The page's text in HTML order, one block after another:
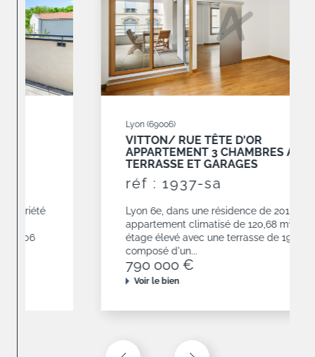
VITTON/ RUE TÊTE D'OR
APPARTEMENT 3 CHAMBRES AVEC
TERRASSE ET GARAGES
réf : 1937-sa
Lyon 6e, dans une résidence de 2010,
appartement climatisé de 120,68 m² situé en
étage élevé avec une terrasse de 19 m². Il est